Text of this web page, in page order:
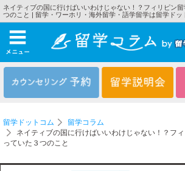
ネイティブの国に行けばいいわけじゃない！？フィリピン
つのこと | 留学・ワーホリ・海外留学・語学留学は留学ドッ
メニュー
留学ドットコム
留学コラム
ネイティブの国に行けばいいわけじゃない！？フ
っていた３つのこと